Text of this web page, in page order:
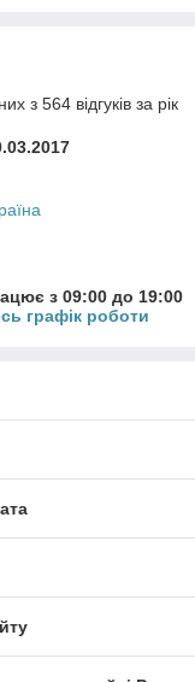
з 564 відгуків за рік
з 09:00 до 19:00
графік роботи